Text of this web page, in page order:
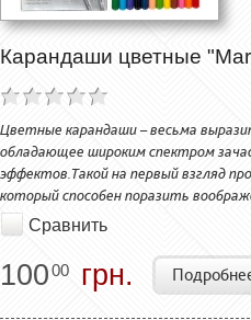
Карандаши цветные
Цветные карандаши – весьма
обладающее широким спектром
эффектов.Такой на первый взгляд
который способен поразить
Сравнить
10000 грн.